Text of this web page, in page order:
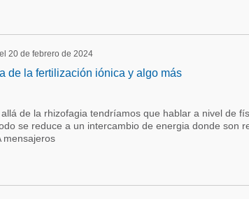
20 de febrero de 2024
de la fertilización iónica y algo más
de la rhizofagia tendríamos que hablar a nivel de
se reduce a un intercambio de energia donde son
mensajeros